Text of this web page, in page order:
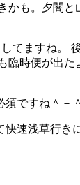
かも。夕闇
てますね。
臨時便が出
ですね＾－＾
速浅草行き